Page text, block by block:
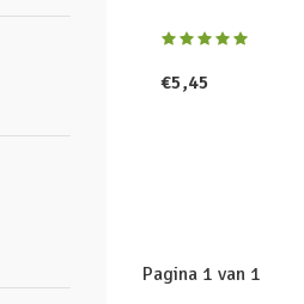
€5,45
Pagina 1 van 1